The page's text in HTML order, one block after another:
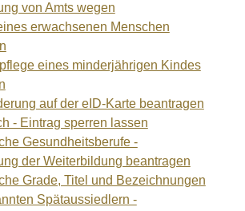
von Amts wegen
erwachsenen Menschen
eines minderjährigen Kindes
auf der eID-Karte beantragen
- Eintrag sperren lassen
Gesundheitsberufe -
der Weiterbildung beantragen
Grade, Titel und Bezeichnungen
Spätaussiedlern -